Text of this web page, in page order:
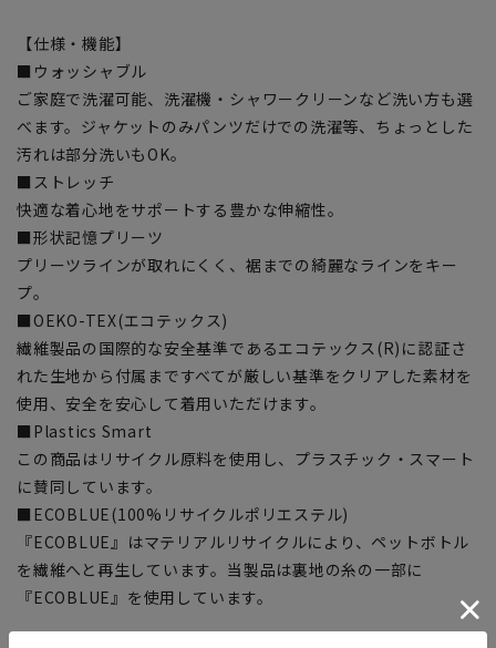
【仕様・機能】
■ウォッシャブル
ご家庭で洗濯可能、洗濯機・シャワークリーンなど洗い方も選
べます。ジャケットのみパンツだけでの洗濯等、ちょっとした
汚れは部分洗いもOK。
■ストレッチ
快適な着心地をサポートする豊かな伸縮性。
■形状記憶プリーツ
プリーツラインが取れにくく、裾までの綺麗なラインをキー
プ。
■OEKO-TEX(エコテックス)
繊維製品の国際的な安全基準であるエコテックス(R)に認証さ
れた生地から付属まですべてが厳しい基準をクリアした素材を
使用、安全を安心して着用いただけます。
■Plastics Smart
この商品はリサイクル原料を使用し、プラスチック・スマート
に賛同しています。
■ECOBLUE(100%リサイクルポリエステル)
『ECOBLUE』はマテリアルリサイクルにより、ペットボトル
を繊維へと再生しています。当製品は裏地の糸の一部に
『ECOBLUE』を使用しています。